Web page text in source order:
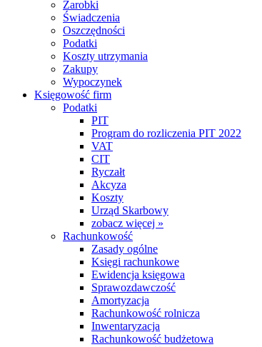
Zarobki
Świadczenia
Oszczędności
Podatki
Koszty utrzymania
Zakupy
Wypoczynek
Księgowość firm
Podatki
PIT
Program do rozliczenia PIT 2022
VAT
CIT
Ryczałt
Akcyza
Koszty
Urząd Skarbowy
zobacz więcej »
Rachunkowość
Zasady ogólne
Księgi rachunkowe
Ewidencja księgowa
Sprawozdawczość
Amortyzacja
Rachunkowość rolnicza
Inwentaryzacja
Rachunkowość budżetowa